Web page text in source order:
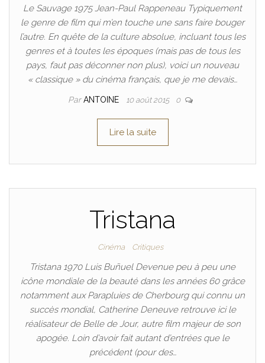
Le Sauvage 1975 Jean-Paul Rappeneau Typiquement
le genre de film qui m’en touche une sans faire bouger
l’autre. En quête de la culture absolue, incluant tous les
genres et à toutes les époques (mais pas de tous les
pays, faut pas déconner non plus), voici un nouveau
« classique » du cinéma français, que je me devais…
ParANTOINE 10 août 2015 0
Lire la suite
Tristana
Cinéma Critiques
Tristana 1970 Luis Buñuel Devenue peu à peu une
icône mondiale de la beauté dans les années 60 grâce
notamment aux Parapluies de Cherbourg qui connu un
succès mondial, Catherine Deneuve retrouve ici le
réalisateur de Belle de Jour, autre film majeur de son
apogée. Loin d’avoir fait autant d’entrées que le
précédent (pour des…